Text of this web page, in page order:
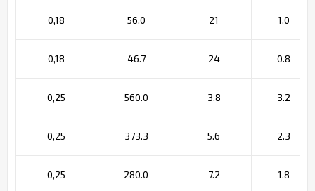
0,18 56.0 21 1.0
0,18 46.7 24 0.8
0,25 560.0 3.8 3.2
0,25 373.3 5.6 2.3
0,25 280.0 7.2 1.8